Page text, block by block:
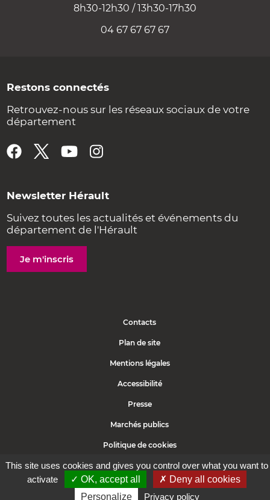
This site uses cookies and gives you control over what you want to
activate
✓ OK, accept all
✗ Deny all cookies
Personalize
Privacy policy
8h30-12h30 / 13h30-17h30
04 67 67 67 67
Restons connectés
Retrouvez-nous sur les réseaux sociaux de votre
département
Newsletter Hérault
Suivez toutes les actualités et événements du
département de l'Hérault
Je m'inscris
Contacts
Plan de site
Mentions légales
Accessibilité
Presse
Marchés publics
Politique de cookies
Protection des données